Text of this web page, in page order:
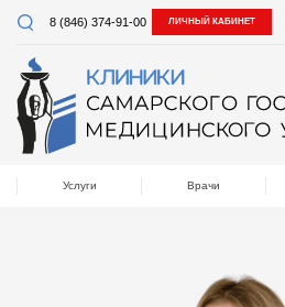
8 (846) 374-91-00 ЛИЧНЫЙ КАБИНЕТ
Услуги Врачи